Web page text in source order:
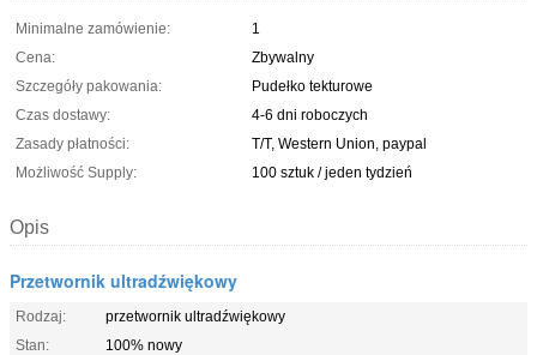
Minimalne zamówienie:
1
Cena:
Zbywalny
Szczegóły pakowania:
Pudełko tekturowe
Czas dostawy:
4-6 dni roboczych
Zasady płatności:
T/T, Western Union, paypal
Możliwość Supply:
100 sztuk / jeden tydzień
Opis
Przetwornik ultradźwiękowy
Rodzaj:
przetwornik ultradźwiękowy
Stan:
100% nowy